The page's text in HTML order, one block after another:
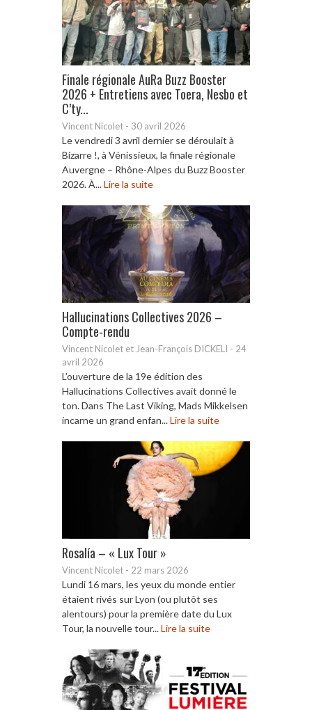
Finale régionale AuRa Buzz Booster
2026 + Entretiens avec Toera, Nesbo et
C’ty...
Vincent Nicolet - 30 avril 2026
Le vendredi 3 avril dernier se déroulait à
Bizarre !, à Vénissieux, la finale régionale
Auvergne – Rhône-Alpes du Buzz Booster
2026. À...Lire la suite
Hallucinations Collectives 2026 –
Compte-rendu
Vincent Nicolet et Jean-François DICKELI - 24
avril 2026
L’ouverture de la 19e édition des
Hallucinations Collectives avait donné le
ton. Dans The Last Viking, Mads Mikkelsen
incarne un grand enfan...Lire la suite
Rosalía – « Lux Tour »
Vincent Nicolet - 22 mars 2026
Lundi 16 mars, les yeux du monde entier
étaient rivés sur Lyon (ou plutôt ses
alentours) pour la première date du Lux
Tour, la nouvelle tour...Lire la suite